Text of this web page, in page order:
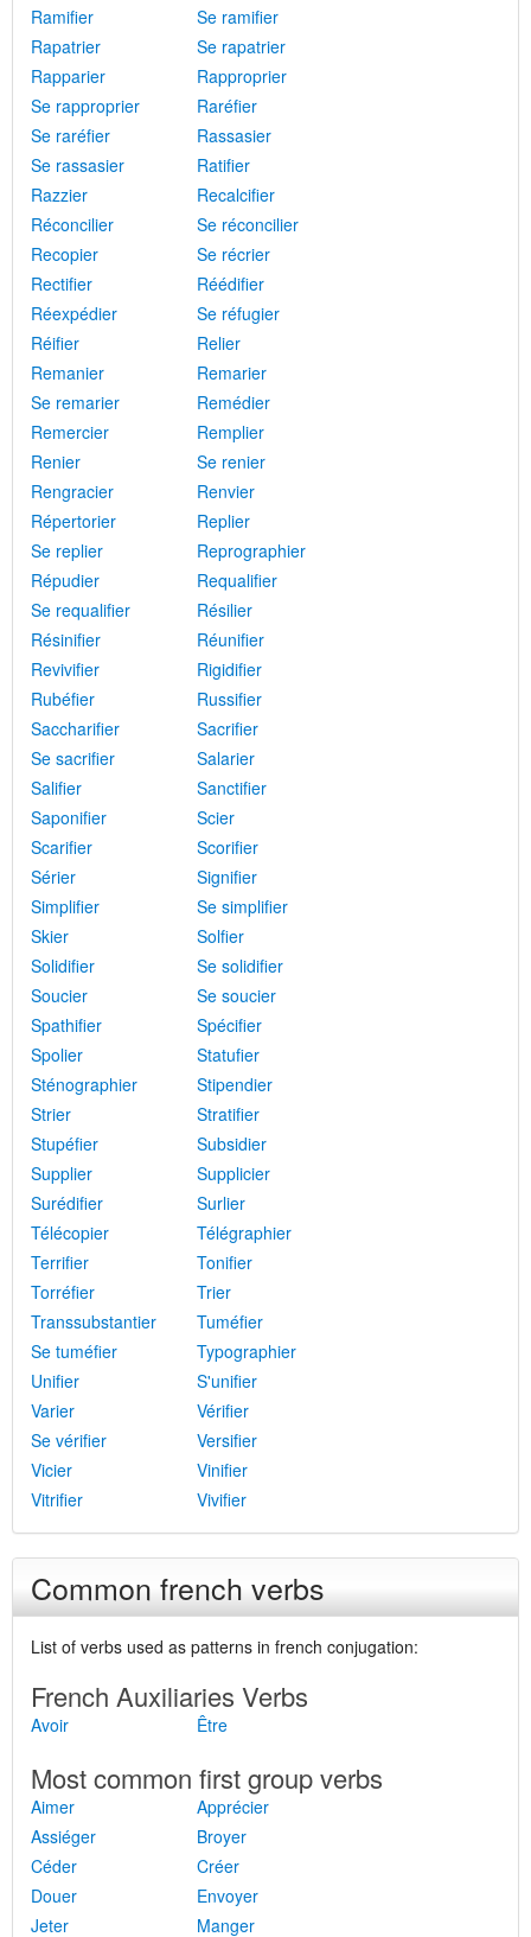
Ramifier
Se ramifier
Rapatrier
Se rapatrier
Rapparier
Rapproprier
Se rapproprier
Raréfier
Se raréfier
Rassasier
Se rassasier
Ratifier
Razzier
Recalcifier
Réconcilier
Se réconcilier
Recopier
Se récrier
Rectifier
Réédifier
Réexpédier
Se réfugier
Réifier
Relier
Remanier
Remarier
Se remarier
Remédier
Remercier
Remplier
Renier
Se renier
Rengracier
Renvier
Répertorier
Replier
Se replier
Reprographier
Répudier
Requalifier
Se requalifier
Résilier
Résinifier
Réunifier
Revivifier
Rigidifier
Rubéfier
Russifier
Saccharifier
Sacrifier
Se sacrifier
Salarier
Salifier
Sanctifier
Saponifier
Scier
Scarifier
Scorifier
Sérier
Signifier
Simplifier
Se simplifier
Skier
Solfier
Solidifier
Se solidifier
Soucier
Se soucier
Spathifier
Spécifier
Spolier
Statufier
Sténographier
Stipendier
Strier
Stratifier
Stupéfier
Subsidier
Supplier
Supplicier
Surédifier
Surlier
Télécopier
Télégraphier
Terrifier
Tonifier
Torréfier
Trier
Transsubstantier
Tuméfier
Se tuméfier
Typographier
Unifier
S'unifier
Varier
Vérifier
Se vérifier
Versifier
Vicier
Vinifier
Vitrifier
Vivifier
Common french verbs
List of verbs used as patterns in french conjugation:
French Auxiliaries Verbs
Avoir Être
Most common first group verbs
Aimer
Apprécier
Assiéger
Broyer
Céder
Créer
Douer
Envoyer
Jeter
Manger